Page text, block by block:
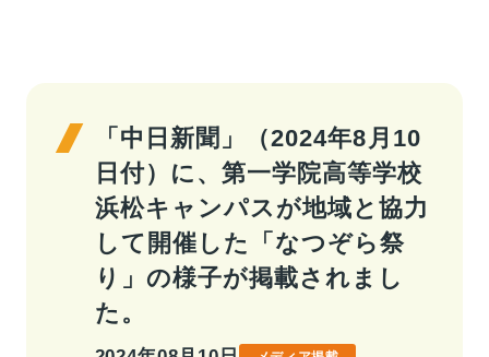
事業情報
事業情報トップ
高校・大学事業
カンパニー
学習塾事業
カンパニー
キャリア支援事業
企業情報
「中日新聞」（2024年8月10
日付）に、第一学院高等学校
浜松キャンパスが地域と協力
して開催した「なつぞら祭
り」の様子が掲載されまし
た。